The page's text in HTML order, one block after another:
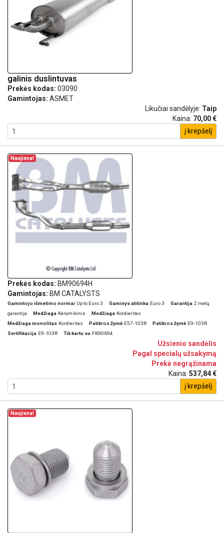
galinis duslintuvas
Prekės kodas: 03090
Gamintojas: ASMET
Likučiai sandėlyje: Taip
Kaina: 70,00 €
į krepšelį
Naujiena!
Prekės kodas: BM90694H
Gamintojas: BM CATALYSTS
Gamintojo išmetimo normai Up to Euro 3 Gaminys atitinka Euro 3 Garantija 2 metų
garantija
Medžiaga Keramikinis Medžiaga Kordieritas
Medžiaga monolitas Kordieritas Patikros žymė E57-103R Patikros žymė E9-103R
Sertifikacija E9-103R Tik kartu su FK90694
Užsienio sandėlis
Pagal specialų užsakymą
Prekė negrąžinama
Kaina: 537,84 €
į krepšelį
Naujiena!